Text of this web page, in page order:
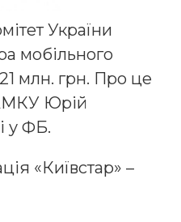
України
мобільного
21 млн. грн. Про це
Юрій
у ФБ.
«Київстар» –